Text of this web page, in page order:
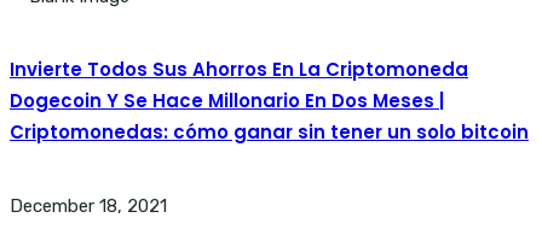
Invierte Todos Sus Ahorros En La Criptomoneda
Dogecoin Y Se Hace Millonario En Dos Meses |
Criptomonedas: cómo ganar sin tener un solo bitcoin
December 18, 2021